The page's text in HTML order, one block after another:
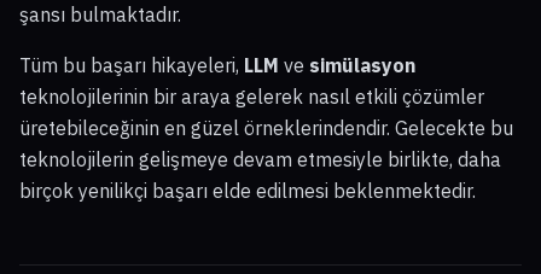
şansı bulmaktadır.
Tüm bu başarı hikayeleri, LLM ve simülasyon
teknolojilerinin bir araya gelerek nasıl etkili çözümler
üretebileceğinin en güzel örneklerindendir. Gelecekte bu
teknolojilerin gelişmeye devam etmesiyle birlikte, daha
birçok yenilikçi başarı elde edilmesi beklenmektedir.